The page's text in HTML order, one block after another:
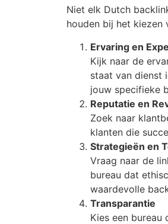
Niet elk Dutch
houden bij het kiezen
Ervaring en
Kijk naar de
staat van dienst
jouw specifieke
Reputatie en
Zoek naar
klanten die
Strategieën en
Vraag naar de
bureau dat
waardevolle
Transparantie
Kies een bureau